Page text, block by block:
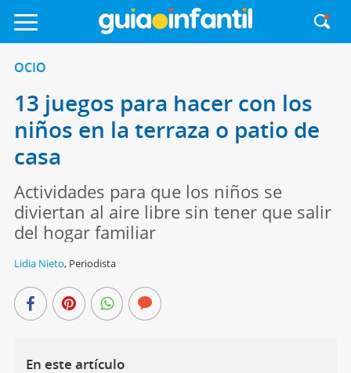
OCIO
13 juegos para hacer con los
niños en la terraza o patio de
casa
Actividades para que los niños se
diviertan al aire libre sin tener que salir
del hogar familiar
Lidia Nieto, Periodista
En este artículo